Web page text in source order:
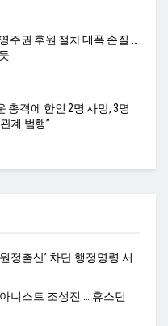
주권 후원 절차 대폭 손질 …
총격에 한인 2명 사망, 3명
계 범행”
정출산’ 차단 행정명령 서
니스트 조성진 … 휴스턴